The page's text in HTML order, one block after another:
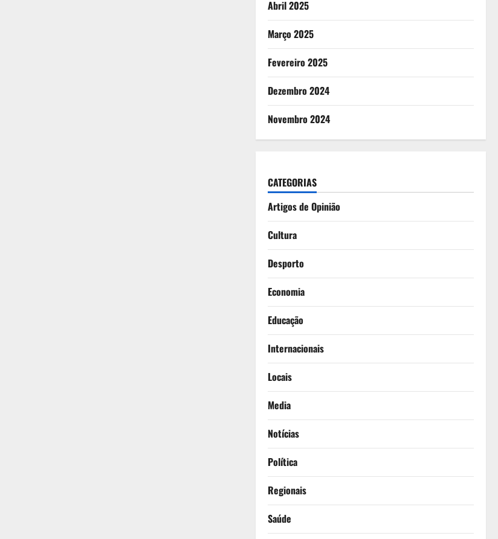
Abril 2025
Março 2025
Fevereiro 2025
Dezembro 2024
Novembro 2024
CATEGORIAS
Artigos de Opinião
Cultura
Desporto
Economia
Educação
Internacionais
Locais
Media
Notícias
Política
Regionais
Saúde